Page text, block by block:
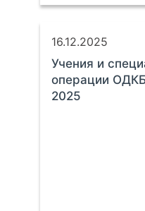
16.12.2025
Учения и
операции
2025